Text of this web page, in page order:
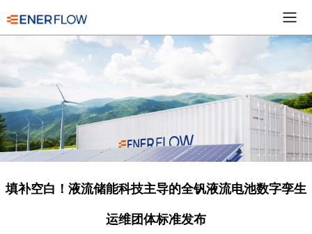
填补空白！液流储能科技主导的全钒液流电池数字孪生
运维团体标准发布